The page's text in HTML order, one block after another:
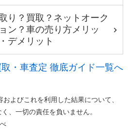
り？買取？ネットオーク
ン？車の売り方メリッ
デメリット
・車査定 徹底ガイド一覧へ
よびこれを利用した結果について、
、一切の責任を負いません。